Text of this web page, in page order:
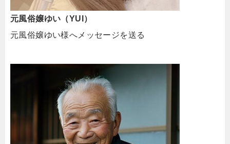
元風俗嬢ゆい（YUI）
元風俗嬢ゆい様へメッセージを送る